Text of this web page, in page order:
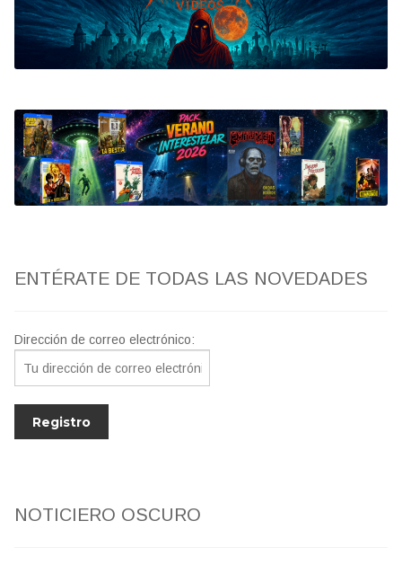
Bluray
Clasificada S
artwork
fantaterror
Jesús Franco
ENTÉRATE DE TODAS LAS NOVEDADES
Dirección de correo electrónico:
NOTICIERO OSCURO